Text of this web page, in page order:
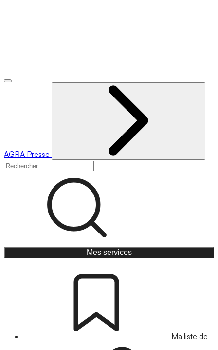
AGRA Presse
Mes services
Ma liste de